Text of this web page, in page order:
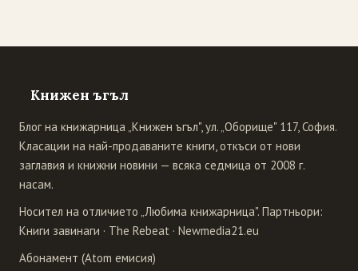
Книжен ъгъл
Блог на книжарница „Книжен ъгъл", ул. „Оборище" 117, София.
Класации на най-продаваните книги, откъси от нови
заглавия и книжни новини — всяка седмица от 2008 г.
насам.
Носител на отличието „Любима книжарница". Партньори:
Книги завинаги · The Rebeat · Newmedia21.eu
Абонамент (Atom емисия)